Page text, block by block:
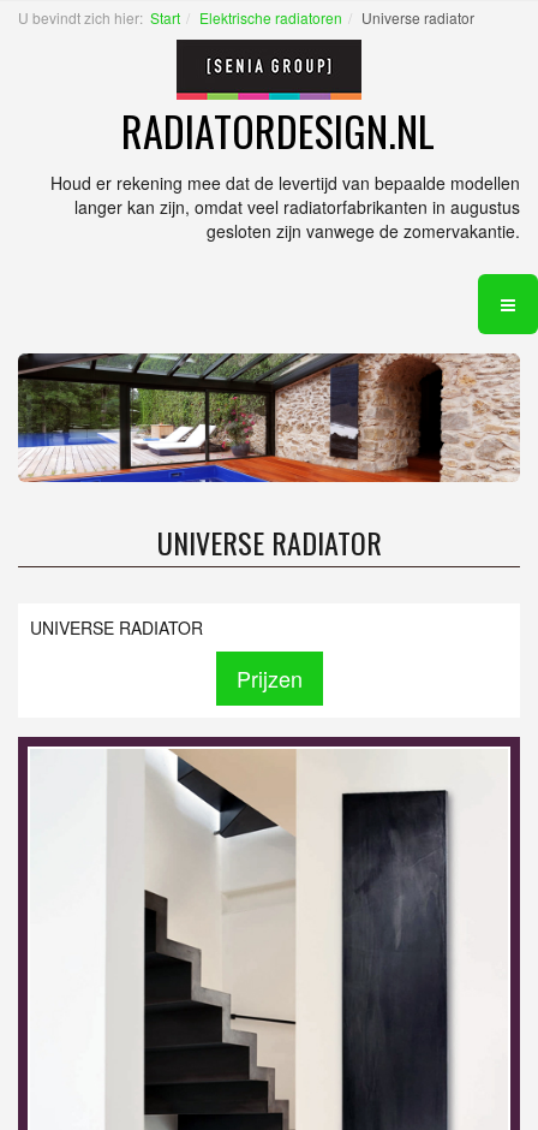
U bevindt zich hier: Start Elektrische radiatoren Universe radiator
RADIATORDESIGN.NL
Houd er rekening mee dat de levertijd van bepaalde modellen
langer kan zijn, omdat veel radiatorfabrikanten in augustus
gesloten zijn vanwege de zomervakantie.
UNIVERSE RADIATOR
UNIVERSE RADIATOR
Prijzen